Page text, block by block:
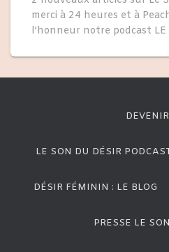
merci à 24 heures et à
l’honneur notre podcast LE
LE SON DU DÉSIR
DÉSIR FÉMININ : LE BLOG
PRESSE LE